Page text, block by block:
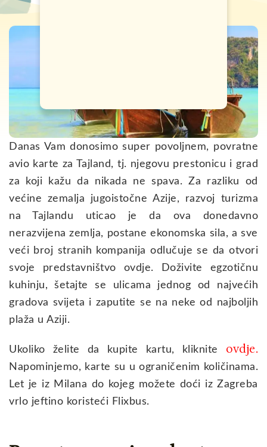
Danas Vam donosimo super povoljnem, povratne
avio karte za Tajland, tj. njegovu prestonicu i grad
za koji kažu da nikada ne spava. Za razliku od
većine zemalja jugoistočne Azije, razvoj turizma
na Tajlandu uticao je da ova donedavno
nerazvijena zemlja, postane ekonomska sila, a sve
veći broj stranih kompanija odlučuje se da otvori
svoje predstavništvo ovdje. Doživite egzotičnu
kuhinju, šetajte se ulicama jednog od najvećih
gradova svijeta i zaputite se na neke od najboljih
plaža u Aziji.
Ukoliko želite da kupite kartu, kliknite ovdje.
Napominjemo, karte su u ograničenim količinama.
Let je iz Milana do kojeg možete doći iz Zagreba
vrlo jeftino koristeći Flixbus.